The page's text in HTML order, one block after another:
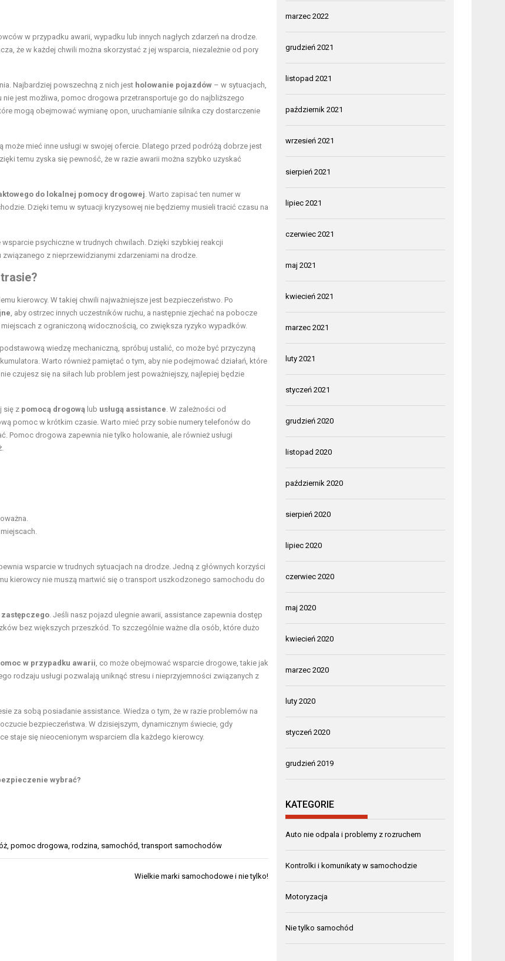
w przypadku awarii, wypadku lub innych nagłych zdarzeń na drodze.
że w każdej chwili można skorzystać z jej wsparcia, niezależnie od pory
Najbardziej powszechną z nich jest holowanie pojazdów – w sytuacjach,
jest możliwa, pomoc drogowa przetransportuje go do najbliższego
mogą obejmować wymianę opon, uruchamianie silnika czy dostarczenie
mieć inne usługi w swojej ofercie. Dlatego przed podróżą dobrze jest
temu zyska się pewność, że w razie awarii można szybko uzyskać
do lokalnej pomocy drogowej . Warto zapisać ten numer w
Dzięki temu w sytuacji kryzysowej nie będziemy musieli tracić czasu na
psychiczne w trudnych chwilach. Dzięki szybkiej reakcji
z nieprzewidzianymi zdarzeniami na drodze.
kierowcy. W takiej chwili najważniejsze jest bezpieczeństwo. Po
, aby ostrzec innych uczestników ruchu, a następnie zjechać na pobocze
z ograniczoną widocznością, co zwiększa ryzyko wypadków.
wiedzę mechaniczną, spróbuj ustalić, co może być przyczyną
. Warto również pamiętać o tym, aby nie podejmować działań, które
czujesz się na siłach lub problem jest poważniejszy, najlepiej będzie
się z pomocą drogową lub usługą assistance . W zależności od
pomoc w krótkim czasie. Warto mieć przy sobie numery telefonów do
Pomoc drogowa zapewnia nie tylko holowanie, ale również usługi
wsparcie w trudnych sytuacjach na drodze. Jedną z głównych korzyści
kierowcy nie muszą martwić się o transport uszkodzonego samochodu do
. Jeśli nasz pojazd ulegnie awarii, assistance zapewnia dostęp
bez większych przeszkód. To szczególnie ważne dla osób, które dużo
w przypadku awarii , co może obejmować wsparcie drogowe, takie jak
rodzaju usługi pozwalają uniknąć stresu i nieprzyjemności związanych z
za sobą posiadanie assistance. Wiedza o tym, że w razie problemów na
bezpieczeństwa. W dzisiejszym, dynamicznym świecie, gdy
staje się nieocenionym wsparciem dla każdego kierowcy.
wybrać?
pomoc drogowa rodzina samochód ,transport samochodów
Wielkie marki samochodowe i nie tylko!
marzec 2022
grudzień 2021
listopad 2021
październik 2021
wrzesień 2021
sierpień 2021
lipiec 2021
czerwiec 2021
maj 2021
kwiecień 2021
marzec 2021
luty 2021
styczeń 2021
grudzień 2020
listopad 2020
październik 2020
sierpień 2020
lipiec 2020
czerwiec 2020
maj 2020
kwiecień 2020
marzec 2020
luty 2020
styczeń 2020
grudzień 2019
KATEGORIE
Auto nie odpala i problemy z rozruchem
Kontrolki i komunikaty w samochodzie
Motoryzacja
Nie tylko samochód